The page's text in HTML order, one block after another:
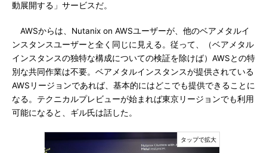
動展開する」サービスだ。
AWSからは、Nutanix on AWSユーザーが、他のベアメタルイ
ンスタンスユーザーと全く同じに見える。従って、（ベアメタル
インスタンスの独特な構成についての検証を除けば）AWSとの特
別な共同作業は不要。ベアメタルインスタンスが提供されている
AWSリージョンであれば、基本的にはどこでも提供できることに
なる。テクニカルプレビューが始まれば東京リージョンでも利用
可能になると、ギル氏は話した。